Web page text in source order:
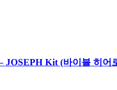
JOSEPH Kit (바이블 히어